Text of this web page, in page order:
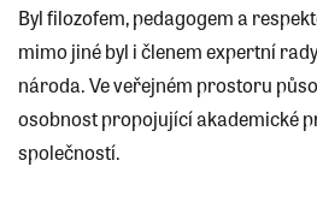
Byl filozofem, pedagogem a
mimo jiné byl i členem expertní
národa. Ve veřejném prostoru
osobnost propojující akademické
společností.